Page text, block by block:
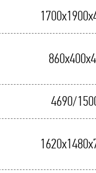
4690/